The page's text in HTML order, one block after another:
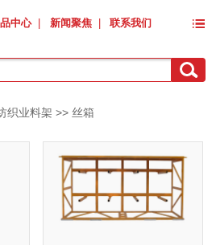
中心 新闻聚焦 联系我们
织业料架 >> 丝箱